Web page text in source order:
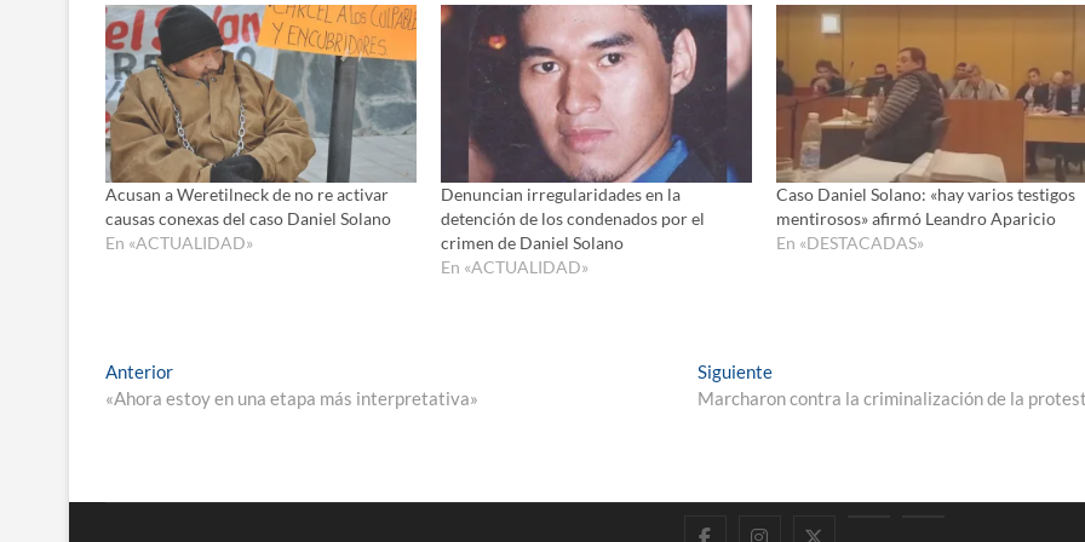
Acusan a Weretilneck de no re activar
causas conexas del caso Daniel Solano
En «ACTUALIDAD»
Denuncian irregularidades en la
detención de los condenados por el
crimen de Daniel Solano
En «ACTUALIDAD»
Caso Daniel Solano: «hay varios testigos
mentirosos» afirmó Leandro Aparicio
En «DESTACADAS»
Navegación
de
AnteriorEntrada
anterior:
«Ahora estoy en una etapa más interpretativa»
SiguienteEntrada
siguiente:
Marcharon contra la criminalización de la
FacebookInstagram